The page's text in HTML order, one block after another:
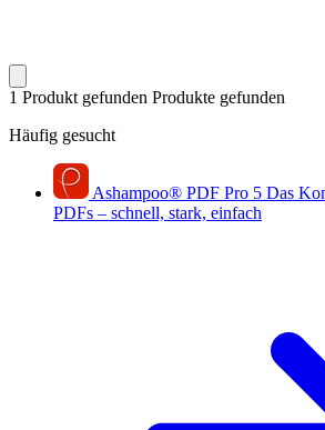
1 Produkt gefunden Produkte gefunden
Häufig gesucht
Ashampoo® PDF Pro 5 Das
PDFs – schnell, stark, einfach